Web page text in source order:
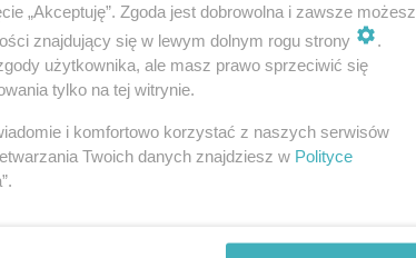
„Akceptuję”. Zgoda jest dobrowolna i zawsze możesz
znajdujący się w lewym dolnym rogu strony
.
użytkownika, ale masz prawo sprzeciwić się
tylko na tej witrynie.
i komfortowo korzystać z naszych serwisów
Twoich danych znajdziesz w Polityce